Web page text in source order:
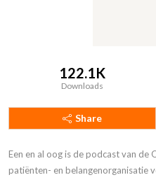
122.1K
Downloads
Share
Een en al oog is de podcast van de
patiënten- en belangenorganisatie